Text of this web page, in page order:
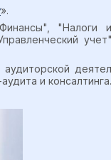
».
"Налоги и
и консалтинга.